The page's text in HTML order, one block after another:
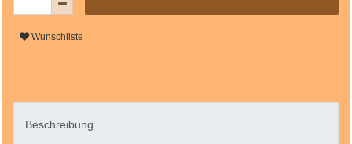
Wunschliste
Beschreibung